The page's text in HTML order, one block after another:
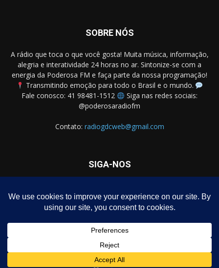
SOBRE NÓS
A rádio que toca o que você gosta! Muita música, informação,
alegria e interatividade 24 horas no ar. Sintonize-se com a
energia da Poderosa FM e faça parte da nossa programação!
Transmitindo emoção para todo o Brasil e o mundo.
Fale conosco: 41 98481-1512
Siga nas redes sociais:
@poderosaradiofm
Contato: radiogdcweb@gmail.com
SIGA-NOS
Homepage – Download de Programa Grátis
Política de privacidade